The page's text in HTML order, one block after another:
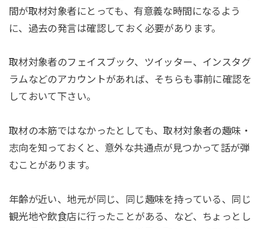
間が取材対象者にとっても、有意義な時間になるよう
に、過去の発言は確認しておく必要があります。
取材対象者のフェイスブック、ツイッター、インスタグ
ラムなどのアカウントがあれば、そちらも事前に確認を
しておいて下さい。
取材の本筋ではなかったとしても、取材対象者の趣味・
志向を知っておくと、意外な共通点が見つかって話が弾
むことがあります。
年齢が近い、地元が同じ、同じ趣味を持っている、同じ
観光地や飲食店に行ったことがある、など、ちょっとし